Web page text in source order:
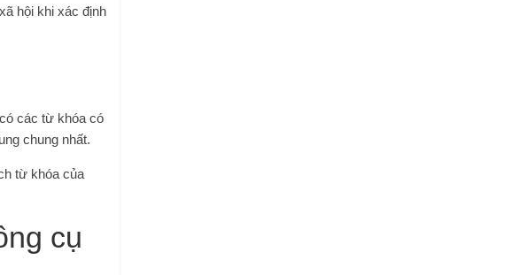
hội khi xác định
các từ khóa có
chung nhất.
từ khóa của
cụ